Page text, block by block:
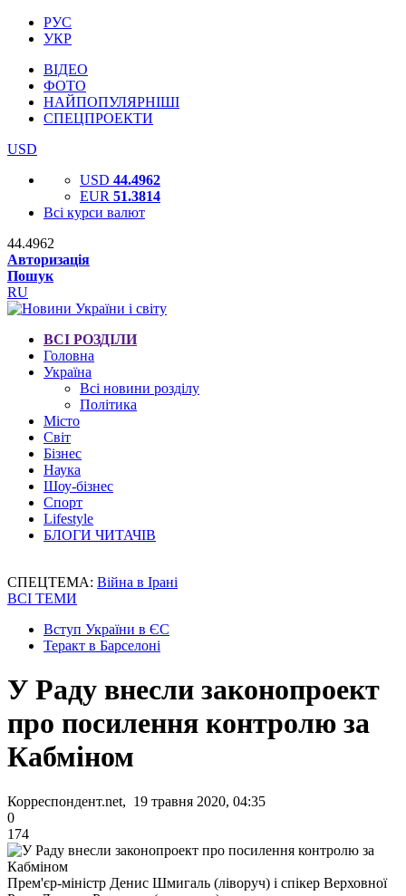
РУС
УКР
ВІДЕО
ФОТО
НАЙПОПУЛЯРНІШІ
СПЕЦПРОЕКТИ
USD
USD 44.4962
EUR 51.3814
Всі курси валют
44.4962
Авторизація
Пошук
RU
ВСІ РОЗДІЛИ
Головна
Україна
Всі новини розділу
Політика
Місто
Світ
Бізнес
Наука
Шоу-бізнес
Спорт
Lifestyle
БЛОГИ ЧИТАЧІВ
СПЕЦТЕМА: Війна в Ірані
ВСІ ТЕМИ
Вступ України в ЄС
Теракт в Барселоні
У Раду внесли законопроект
про посилення контролю за
Кабміном
Корреспондент.net, 19 травня 2020, 04:35
0
174
Прем'єр-міністр Денис Шмигаль (ліворуч) і спікер Верховної